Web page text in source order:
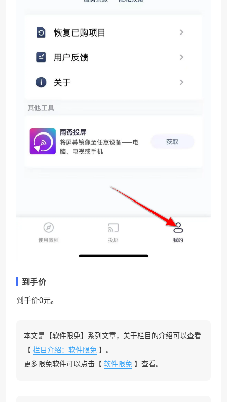
到手价
到手价0元。
本文是【软件限免】系列文章，关于栏目的介绍可以查看
【 栏目介绍：软件限免 】。
更多限免软件可以点击【 软件限免 】查看。